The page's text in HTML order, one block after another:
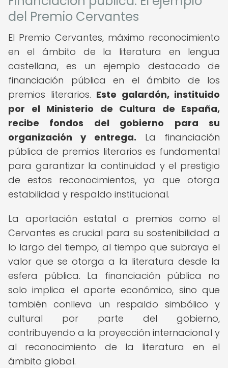
del Premio Cervantes
El Premio Cervantes, máximo reconocimiento
en el ámbito de la literatura en lengua
castellana, es un ejemplo destacado de
financiación pública en el ámbito de los
premios literarios. Este galardón, instituido
por el Ministerio de Cultura de España,
recibe fondos del gobierno para su
organización y entrega. La financiación
pública de premios literarios es fundamental
para garantizar la continuidad y el prestigio
de estos reconocimientos, ya que otorga
estabilidad y respaldo institucional.
La aportación estatal a premios como el
Cervantes es crucial para su sostenibilidad a
lo largo del tiempo, al tiempo que subraya el
valor que se otorga a la literatura desde la
esfera pública. La financiación pública no
solo implica el aporte económico, sino que
también conlleva un respaldo simbólico y
cultural por parte del gobierno,
contribuyendo a la proyección internacional y
al reconocimiento de la literatura en el
ámbito global.